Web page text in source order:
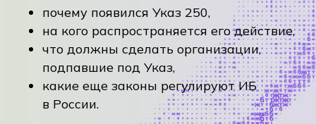
почему появился Указ 250,
на кого распространяется его действие,
что должны сделать организации,
подпавшие под Указ,
какие еще законы регулируют ИБ
в России.